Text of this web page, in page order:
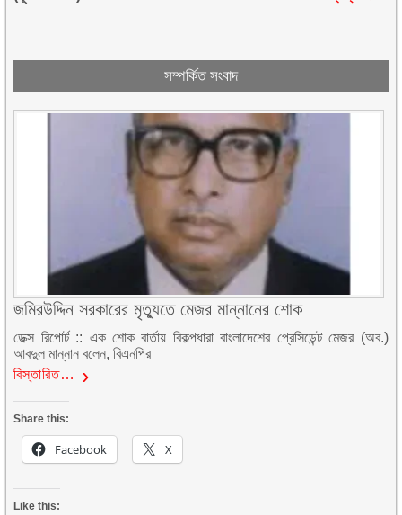
সম্পর্কিত সংবাদ
জমিরউদ্দিন সরকারের মৃত্যুতে মেজর মান্নানের শোক
ডেক্স রিপোর্ট :: এক শোক বার্তায় বিকল্পধারা বাংলাদেশের প্রেসিডেন্ট মেজর (অব.)
আবদুল মান্নান বলেন, বিএনপির
বিস্তারিত…
Share this:
Facebook X
Like this: